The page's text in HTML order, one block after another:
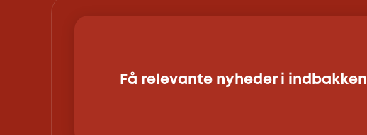
Få relevante nyheder i indbakken